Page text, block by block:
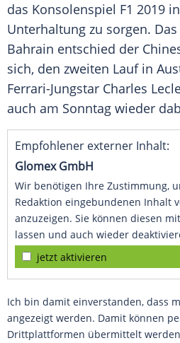
das Konsolenspiel F1 2019
Unterhaltung zu sorgen.
Bahrain entschied der
sich, den zweiten Lauf in
Ferrari-Jungstar Charles
auch am Sonntag wieder
Empfohlener externer Inhalt:
Glomex GmbH
Wir benötigen Ihre Zustimmung,
Redaktion eingebundenen Inhalt
anzuzeigen. Sie können diesen
lassen und auch wieder
jetzt aktivieren
Ich bin damit einverstanden, dass
angezeigt werden. Damit können
Drittplattformen übermittelt